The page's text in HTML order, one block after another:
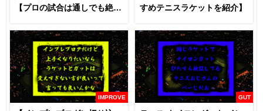
【プロの試合は通しでも絶対
すめテニスラケットを紹介】
IMPROVE GUT